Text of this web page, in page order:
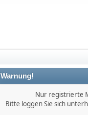
Warnung!
Nur registrierte
Bitte loggen Sie sich